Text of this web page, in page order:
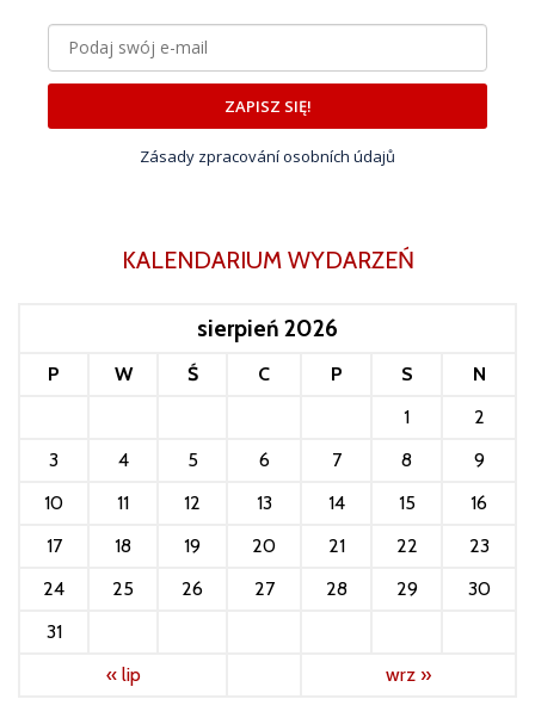
ZAPISZ SIĘ!
Zásady zpracování osobních údajů
KALENDARIUM WYDARZEŃ
sierpień 2026
P W Ś C P S
N
1
2
3
4 5 6 7 8
9
10
11 12 13 14 15
16
17
18 19 20 21 22
23
24
25 26 27 28 29
30
31
« lip
wrz »